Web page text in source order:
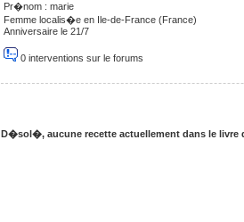
Pr�nom : marie
Femme localis�e en Ile-de-France (France)
Anniversaire le 21/7
0 interventions sur le forums
D�sol�, aucune recette actuellement dans le livre